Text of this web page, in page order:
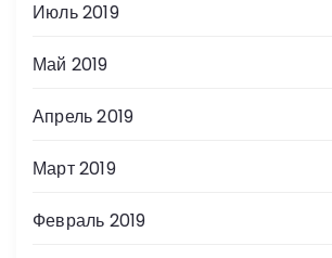
Июль 2019
Май 2019
Апрель 2019
Март 2019
Февраль 2019